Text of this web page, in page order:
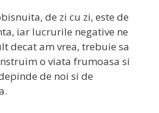
de zi cu zi, este de
iar lucrurile negative ne
decat am vrea, trebuie sa
o viata frumoasa si
de noi si de